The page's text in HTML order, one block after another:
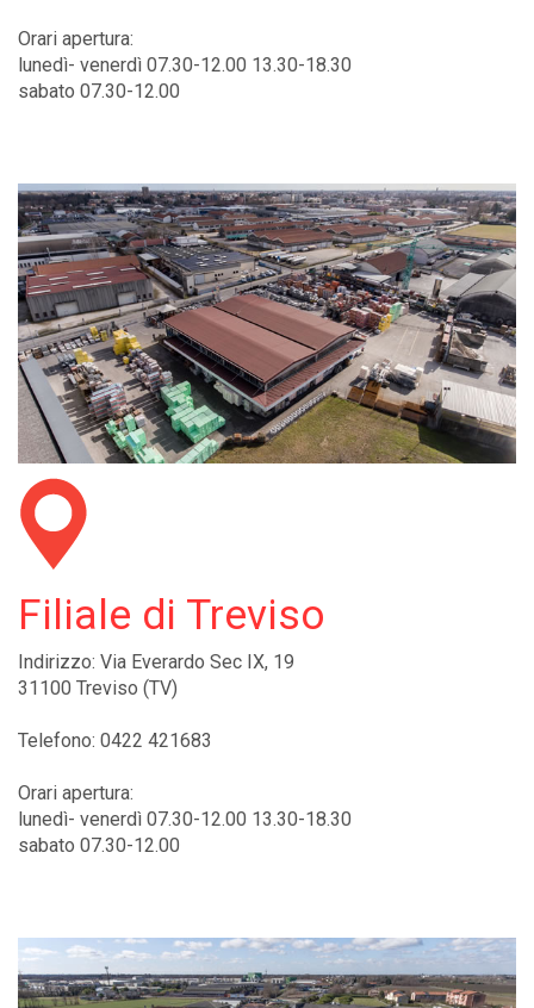
Orari apertura:
lunedì- venerdì 07.30-12.00 13.30-18.30
sabato 07.30-12.00
Filiale di Treviso
Indirizzo: Via Everardo Sec IX, 19
31100 Treviso (TV)
Telefono: 0422 421683
Orari apertura:
lunedì- venerdì 07.30-12.00 13.30-18.30
sabato 07.30-12.00